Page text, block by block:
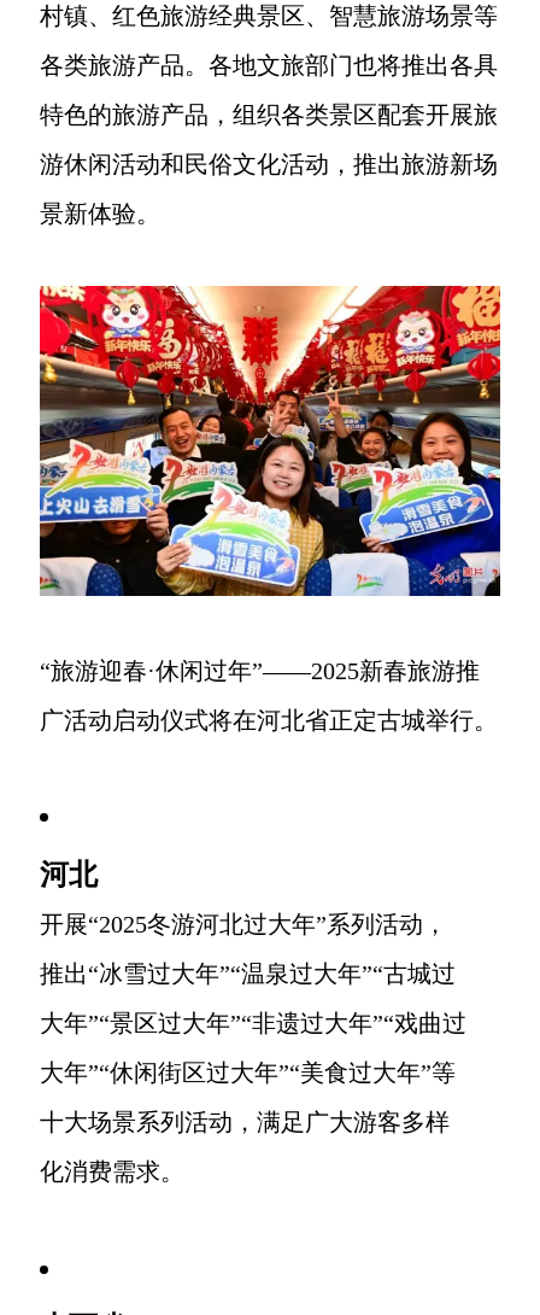
村镇、红色旅游经典景区、智慧旅游场景等
各类旅游产品。各地文旅部门也将推出各具
特色的旅游产品，组织各类景区配套开展旅
游休闲活动和民俗文化活动，推出旅游新场
景新体验。
“旅游迎春·休闲过年”——2025新春旅游推
广活动启动仪式将在河北省正定古城举行。
河北
开展“2025冬游河北过大年”系列活动，
推出“冰雪过大年”“温泉过大年”“古城过
大年”“景区过大年”“非遗过大年”“戏曲过
大年”“休闲街区过大年”“美食过大年”等
十大场景系列活动，满足广大游客多样
化消费需求。